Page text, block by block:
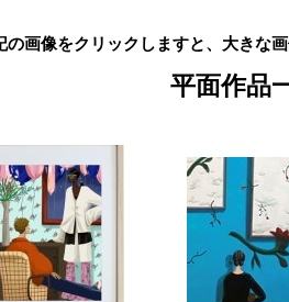
の画像をクリックしますと、大きな
平面作品